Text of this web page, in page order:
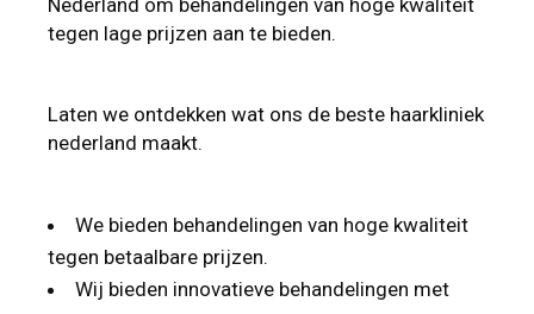
Nederland om behandelingen van hoge kwaliteit
tegen lage prijzen aan te bieden.
Laten we ontdekken wat ons de beste haarkliniek
nederland maakt.
We bieden behandelingen van hoge kwaliteit
tegen betaalbare prijzen.
Wij bieden innovatieve behandelingen met